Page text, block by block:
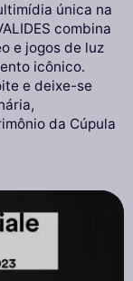
única na
combina
e jogos de luz
icônico.
e deixe-se
da Cúpula